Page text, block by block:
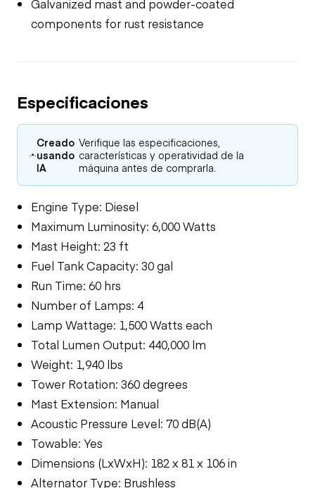
Galvanized mast and powder-coated
components for rust resistance
Especificaciones
Creado
usando
IA
Verifique las especificaciones,
características y operatividad de la
máquina antes de comprarla.
Engine Type: Diesel
Maximum Luminosity: 6,000 Watts
Mast Height: 23 ft
Fuel Tank Capacity: 30 gal
Run Time: 60 hrs
Number of Lamps: 4
Lamp Wattage: 1,500 Watts each
Total Lumen Output: 440,000 lm
Weight: 1,940 lbs
Tower Rotation: 360 degrees
Mast Extension: Manual
Acoustic Pressure Level: 70 dB(A)
Towable: Yes
Dimensions (LxWxH): 182 x 81 x 106 in
Alternator Type: Brushless